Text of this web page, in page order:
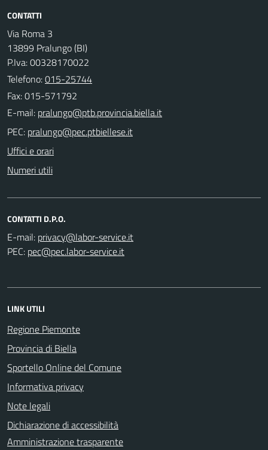
CONTATTI
Via Roma 3
13899 Pralungo (BI)
P.Iva: 00328170022
Telefono:015-25744
Fax: 015-571792
E-mail:
PEC:
Uffici e orari
Numeri utili
CONTATTI D.P.O.
E-mail:
PEC:
LINK UTILI
Regione Piemonte
Provincia di Biella
Sportello Online del Comune
Informativa privacy
Note legali
Dichiarazione di accessibilità
Amministrazione trasparente